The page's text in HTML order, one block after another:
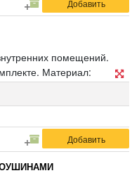
помещений.
Материал:
блистер.